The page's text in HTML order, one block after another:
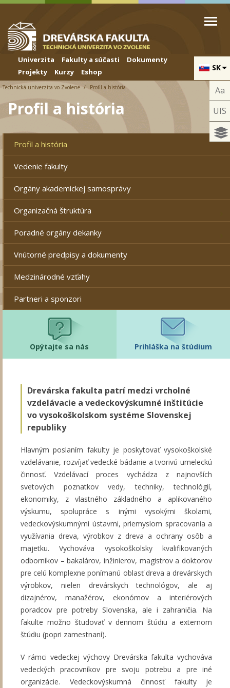
Skip to cookies
Skip to navigation
Skočiť na hlavný obsah
SK
Univerzita Fakulty a súčasti
Dokumenty
Projekty
Kurzy Eshop
Aa
UIS
Technická univerzita vo Zvolene Profil a história
Profil a história
Profil a história
Vedenie fakulty
Orgány akademickej samosprávy
Organizačná štruktúra
Poradné orgány dekanky
Vnútorné predpisy a dokumenty
Medzinárodné vzťahy
Partneri a sponzori
Opýtajte sa nás Prihláška na štúdium
Drevárska fakulta patrí medzi vrcholné
vzdelávacie a vedeckovýskumné inštitúcie
vo vysokoškolskom systéme Slovenskej
republiky
Hlavným poslaním fakulty je poskytovať vysokoškolské
vzdelávanie, rozvíjať vedecké bádanie a tvorivú umeleckú
činnosť. Vzdelávací proces vychádza z najnovších
svetových poznatkov vedy, techniky, technológií,
ekonomiky, z vlastného základného a aplikovaného
výskumu, spolupráce s inými vysokými školami,
vedeckovýskumnými ústavmi, priemyslom spracovania a
využívania dreva, výrobkov z dreva a ochrany osôb a
majetku. Vychováva vysokoškolsky kvalifikovaných
odborníkov – bakalárov, inžinierov, magistrov a doktorov
pre celú komplexne ponímanú oblasť dreva a drevárskych
výrobkov, nielen drevárskych technológov, ale aj
dizajnérov, manažérov, ekonómov a interiérových
poradcov pre potreby Slovenska, ale i zahraničia. Na
fakulte možno študovať v dennom štúdiu a externom
štúdiu (popri zamestnaní).
V rámci vedeckej výchovy Drevárska fakulta vychováva
vedeckých pracovníkov pre svoju potrebu a pre iné
organizácie. Vedeckovýskumná činnosť fakulty je